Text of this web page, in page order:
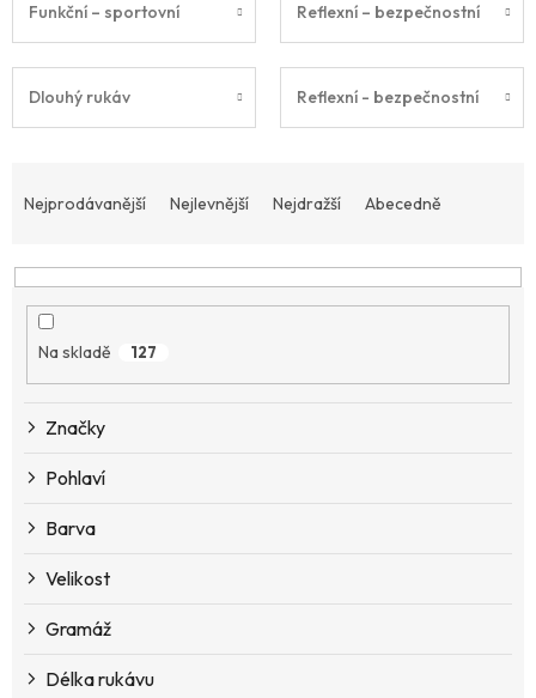
Funkční – sportovní Reflexní – bezpečnostní
Dlouhý rukáv Reflexní - bezpečnostní
a
n
Nejprodávanější Nejlevnější Nejdražší Abecedně
Na skladě 127
Značky
Pohlaví
Barva
Velikost
Gramáž
Délka rukávu